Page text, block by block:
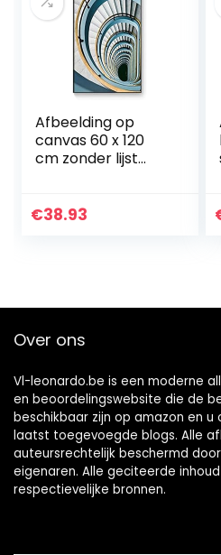
Afbeelding op
canvas 60 x 120
cm zonder lijst
kunstdruk op
€38.93
Over ons
Vl-leonardo.be is een moderne
en beoordelingswebsite die de
beschikbaar zijn op amazon en
laatst toegevoegde blogs. Alle
auteursrechtelijk beschermd
eigenaren. Alle geciteerde
respectievelijke bronnen.